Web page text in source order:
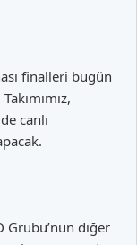
finalleri bugün
canlı
Grubu’nun diğer